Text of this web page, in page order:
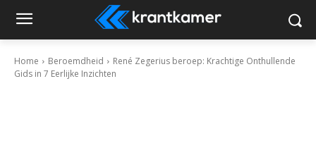
Home Beroemdheid
René Zegerius beroep: Krachtige Onthullende
Gids in 7 Eerlijke Inzichten